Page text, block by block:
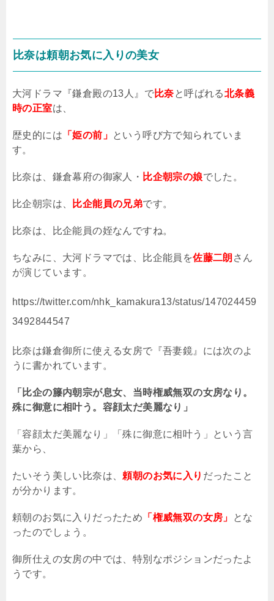
比奈は頼朝お気に入りの美女
大河ドラマ『鎌倉殿の13 人』で比奈と呼ばれる北条義
時の正室は、
歴史的には 「姫の前」 という呼び方で知られていま
す。
比奈は、鎌倉幕府の御家人・ 比企朝宗の娘でした。
比企朝宗は、 比企能員の兄弟です。
比奈は、比企能員の姪なんですね。
ちなみに、大河ドラマでは、比企能員を佐藤二朗 さん
が演じています。
https://twitter.com/nhk_kamakura13/status/147024459
3492844547
比奈は鎌倉御所に使える女房で『吾妻鏡』には次のよ
うに書かれています。
「比企の籐内朝宗が息女、当時権威無双の女房なり。
殊に御意に相叶う。容顔太だ美麗なり」
「容顔太だ美麗なり」「殊に御意に相叶う」という言
葉から、
たいそう美しい比奈は、 頼朝のお気に入り だったこと
が分かります。
頼朝のお気に入りだったため 「権威無双の女房」
とな
ったのでしょう。
御所仕えの女房の中では、特別なポジションだったよ
うです。